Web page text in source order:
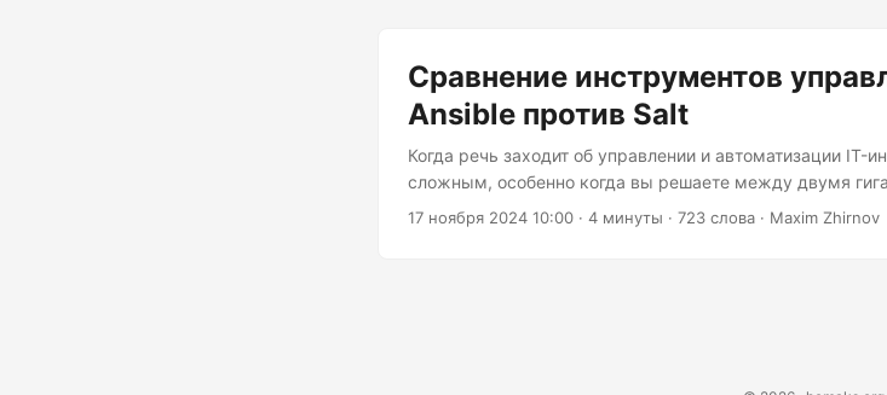
инструменты....
Сравнение инструментов
Ansible против Salt
Когда речь заходит об управлении и автоматизации
сложным, особенно когда вы решаете между двумя
SaltStack. Оба инструмента имеют своих преданных
Ansible использует централизованную архитектуру,
инфраструктурой. Этот мастер-узел использует SSH-
17 ноября 2024 10:00 · 4 минуты · 723 слова · Maxim Zhirnov